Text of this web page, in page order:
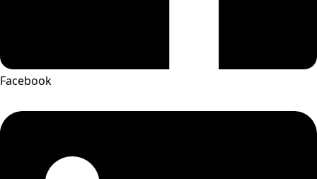
Facebook